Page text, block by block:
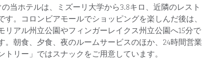
当ホテルは、ミズーリ大学から3.8キロ、近隣のレスト
す。コロンビアモールでショッピングを楽しんだ後は、
リアル州立公園やフィンガーレイクス州立公園へ15分で
。朝食、夕食、夜のルームサービスのほか、24時間営業
リー」ではスナックをご用意しています。